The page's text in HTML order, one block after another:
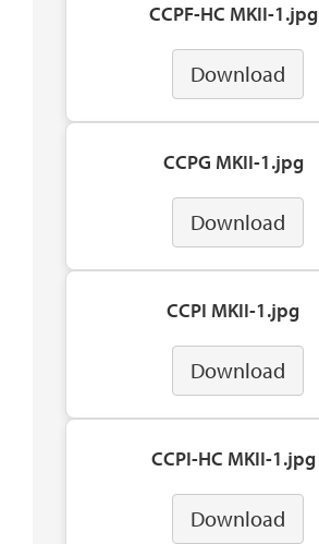
CCPF-HC MKII-1.jpg
Download
CCPG MKII-1.jpg
Download
CCPI MKII-1.jpg
Download
CCPI-HC MKII-1.jpg
Download